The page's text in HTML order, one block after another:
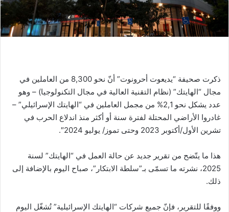
ذكرت صحيفة “يديعوت أحرونوت” أنّ نحو 8,300 من العاملين في
مجال “الهايتك” (نظام التقنية العالية في مجال التكنولوجيا) – وهو
عدد يشكل نحو 2,1% من مجمل العاملين في “الهايتك الإسرائيلي” –
غادروا الأراضي المحتلة لفترة سنة أو أكثر منذ اندلاع الحرب في
تشرين الأول/أكتوبر 2023 وحتى تموز/ يوليو 2024″.
هذا ما يتّضح من تقرير جديد عن حالة العمل في “الهايتك” لسنة
2025، نشرته ما تسمّى بـ”سلطة الابتكار”، صباح اليوم بالإضافة إلى
ذلك.
ووفقًا للتقرير، فإنّ جميع شركات “الهايتك الإسرائيلية” تُشغّل اليوم